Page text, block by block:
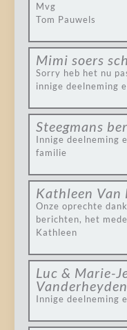
Mvg
Tom Pauwels
Mimi soers
Sorry heb het nu
innige deelneming
Steegmans
Innige deelneming
familie
Kathleen Van
Onze oprechte
berichten, het
Kathleen
Luc & Marie-
Vanderheyden
Innige deelneming